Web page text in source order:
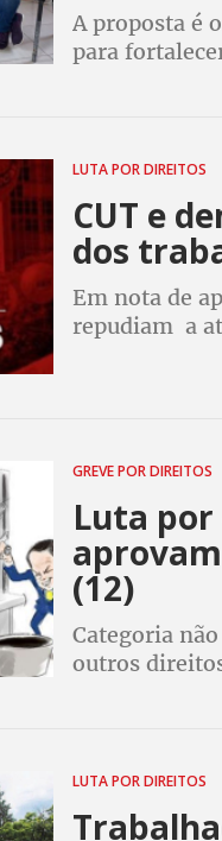
A proposta é
para
LUTA POR DIREITOS
CUT e
dos
Em nota de
repudiam a
GREVE POR DIREITOS
Luta
(12)
Categoria
outros
LUTA POR DIREITOS